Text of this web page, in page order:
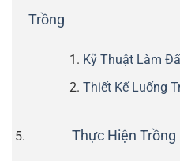
Trồng
Kỹ Thuật Làm
Thiết Kế Luống
Thực Hiện Trồng